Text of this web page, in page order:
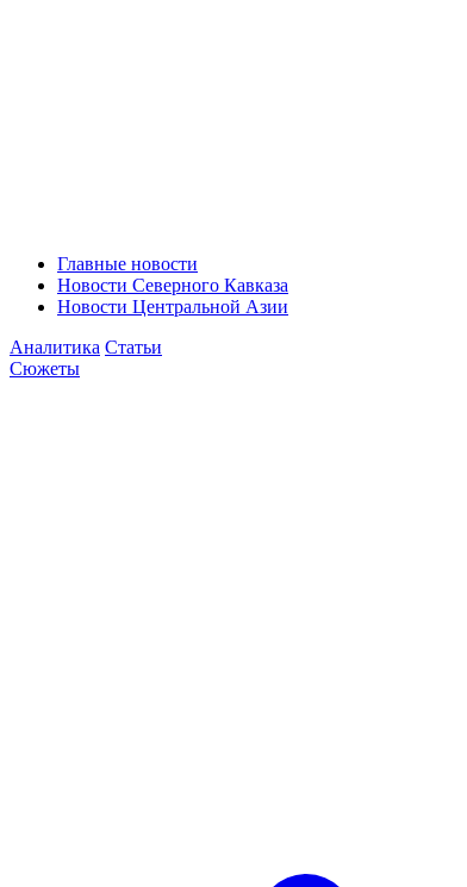
Главные новости
Новости Северного Кавказа
Новости Центральной Азии
Аналитика Статьи
Сюжеты